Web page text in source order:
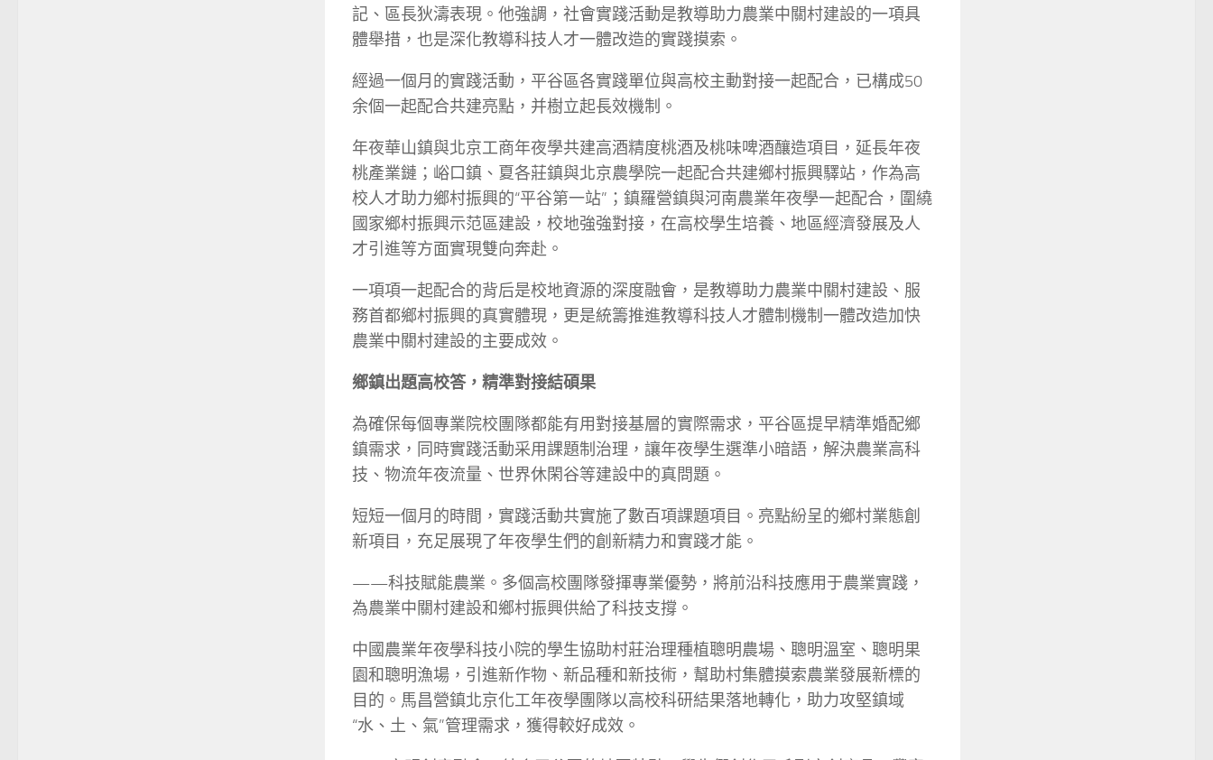
記、區長狄濤表現。他強調，社會實踐活動是教導助力農業中關村建設的一項具
體舉措，也是深化教導科技人才一體改造的實踐摸索。
經過一個月的實踐活動，平谷區各實踐單位與高校主動對接一起配合，已構成50
余個一起配合共建亮點，并樹立起長效機制。
年夜華山鎮與北京工商年夜學共建高酒精度桃酒及桃味啤酒釀造項目，延長年夜
桃產業鏈；峪口鎮、夏各莊鎮與北京農學院一起配合共建鄉村振興驛站，作為高
校人才助力鄉村振興的“平谷第一站”；鎮羅營鎮與河南農業年夜學一起配合，圍繞
國家鄉村振興示范區建設，校地強強對接，在高校學生培養、地區經濟發展及人
才引進等方面實現雙向奔赴。
一項項一起配合的背后是校地資源的深度融會，是教導助力農業中關村建設、服
務首都鄉村振興的真實體現，更是統籌推進教導科技人才體制機制一體改造加快
農業中關村建設的主要成效。
鄉鎮出題高校答，精準對接結碩果
為確保每個專業院校團隊都能有用對接基層的實際需求，平谷區提早精準婚配鄉
鎮需求，同時實踐活動采用課題制治理，讓年夜學生選準小暗語，解決農業高科
技、物流年夜流量、世界休閑谷等建設中的真問題。
短短一個月的時間，實踐活動共實施了數百項課題項目。亮點紛呈的鄉村業態創
新項目，充足展現了年夜學生們的創新精力和實踐才能。
——科技賦能農業。多個高校團隊發揮專業優勢，將前沿科技應用于農業實踐，
為農業中關村建設和鄉村振興供給了科技支撐。
中國農業年夜學科技小院的學生協助村莊治理種植聰明農場、聰明溫室、聰明果
園和聰明漁場，引進新作物、新品種和新技術，幫助村集體摸索農業發展新標的
目的。馬昌營鎮北京化工年夜學團隊以高校科研結果落地轉化，助力攻堅鎮域
“水、土、氣”管理需求，獲得較好成效。